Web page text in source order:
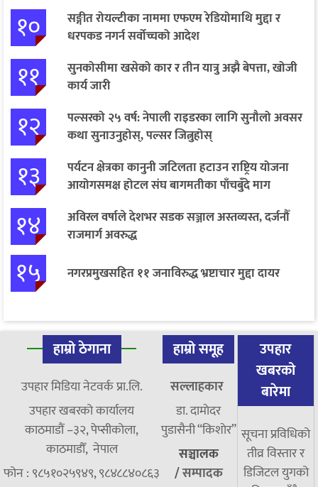
१०
सङ्गीत रोयल्टीका नाममा एफएम रेडियोमाथि मुद्दा र
धरपकड नगर्न सर्वोच्चको आदेश
११
सुनकोसीमा खसेको कार र तीन यात्रु अझै बेपत्ता, खोजी
कार्य जारी
१२
पल्सरको २५ वर्ष: नेपाली राइडरका लागि सुनौलो अवसर
कथा सुनाउनुहोस्, पल्सर जित्नुहोस्
१३
पर्यटन क्षेत्रका कानुनी जटिलता हटाउन राष्ट्रिय योजना
आयोगसमक्ष होटल संघ बागमतीका पाँचबुँदे माग
१४
अविरल वर्षाले देशभर सडक सञ्जाल अस्तव्यस्त, दर्जनौँ
राजमार्ग अवरुद्ध
१५ नगरप्रमुखसहित ११ जनाविरुद्ध भ्रष्टाचार मुद्दा दायर
हाम्रो ठेगाना
उपहार मिडिया नेटवर्क प्रा.लि.
उपहार खबरको कार्यालय
काठमाडौं –३२, पेप्सीकोला,
काठमाडौँ, नेपाल
फोन : ९८५१०२५९४९, ९८४८८४०८६३
हाम्रो समूह
सल्लाहकार
डा. दामाेदर
पुडासैनी “किशाेर”
सञ्चालक
/सम्पादक
उपहार
खबरको
बारेमा
सूचना प्रविधिको
तीव्र विस्तार र
डिजिटल युगको